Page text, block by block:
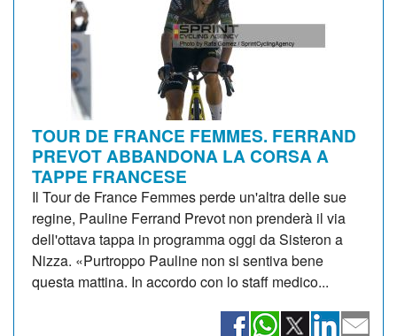
TOUR DE FRANCE FEMMES. FERRAND
PREVOT ABBANDONA LA CORSA A
TAPPE FRANCESE
Il Tour de France Femmes perde un'altra delle sue
regine, Pauline Ferrand Prevot non prenderà il via
dell'ottava tappa in programma oggi da Sisteron a
Nizza. «Purtroppo Pauline non si sentiva bene
questa mattina. In accordo con lo staff medico...